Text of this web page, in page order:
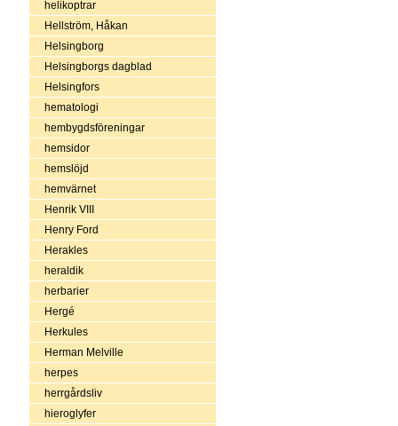
helikoptrar
Hellström, Håkan
Helsingborg
Helsingborgs dagblad
Helsingfors
hematologi
hembygdsföreningar
hemsidor
hemslöjd
hemvärnet
Henrik VIII
Henry Ford
Herakles
heraldik
herbarier
Hergé
Herkules
Herman Melville
herpes
herrgårdsliv
hieroglyfer